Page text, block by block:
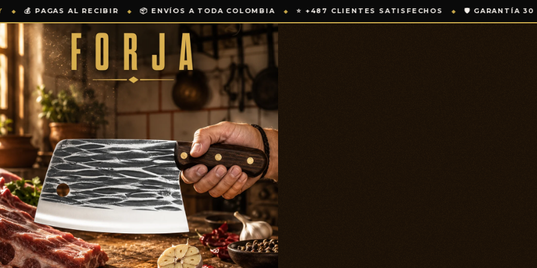
ENVÍOS A TODA COLOMBIA ⭐ +487 CLIENTES SATISFECHOS ◆ 🛡️ GARANTÍA 30 DÍAS ◆ ⚡ ACERO ALTO